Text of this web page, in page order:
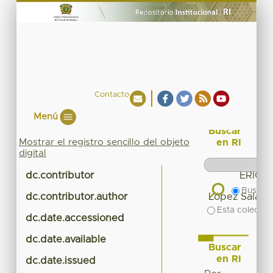
Contacto
Menú
Mostrar el registro sencillo del objeto
digital
dc.contributor ERICK
dc.contributor.author López
dc.date.accessioned
dc.date.available
dc.date.issued
Buscar
en RI
Buscar
Esta
Buscar
en RI